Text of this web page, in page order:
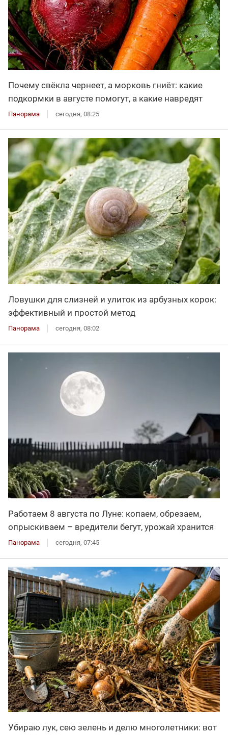
Почему свёкла чернеет, а морковь гниёт: какие
подкормки в августе помогут, а какие навредят
Панорама сегодня, 08:25
Ловушки для слизней и улиток из арбузных корок:
эффективный и простой метод
Панорама сегодня, 08:02
Работаем 8 августа по Луне: копаем, обрезаем,
опрыскиваем – вредители бегут, урожай хранится
Панорама сегодня, 07:45
Убираю лук, сею зелень и делю многолетники: вот